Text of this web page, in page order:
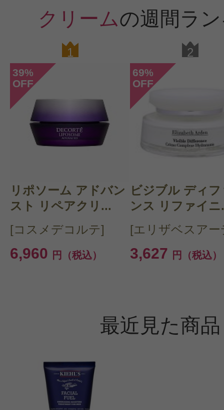
クリームの週間ラ
1
39%
OFF
リポソーム アドバン
スト リペアクリ...
[コスメデコルテ]
6,960 円（税込）
2
69%
OFF
ビジブル ディ
ンス リファイニ
[エリザベスアー
3,627 円（税込）
最近見た商品